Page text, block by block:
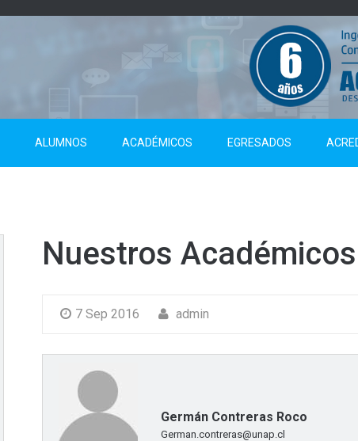
ALUMNOS ACADÉMICOS EGRESADOS
Nuestros Académicos
7 Sep 2016 admin
Germán Contreras Roco
German.contreras@unap.cl